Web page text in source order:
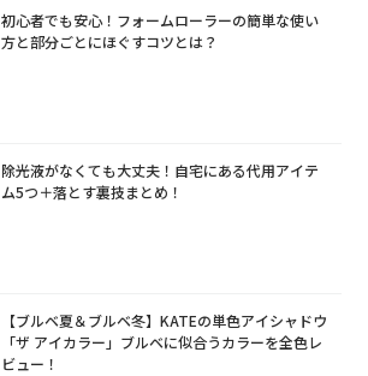
初心者でも安心！フォームローラーの簡単な使い
方と部分ごとにほぐすコツとは？
除光液がなくても大丈夫！自宅にある代用アイテ
ム5つ＋落とす裏技まとめ！
【ブルベ夏＆ブルベ冬】KATEの単色アイシャドウ
「ザ アイカラー」ブルベに似合うカラーを全色レ
ビュー！